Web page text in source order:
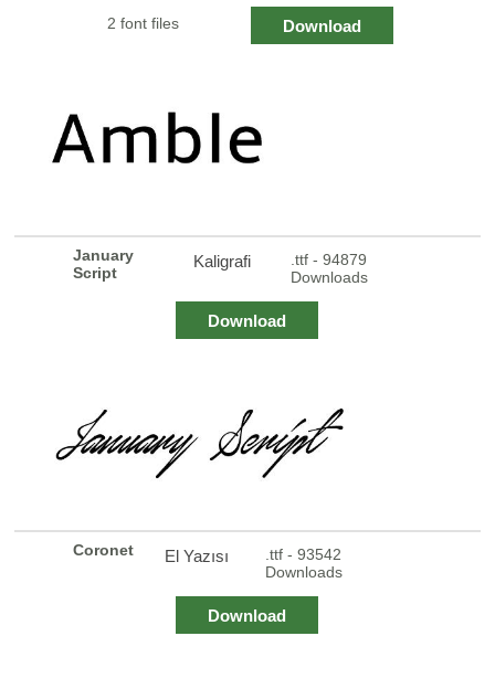
2 font files Download
January
Script
Kaligrafi
.ttf - 94879
Downloads
Download
Coronet El Yazısı
.ttf - 93542
Downloads
Download